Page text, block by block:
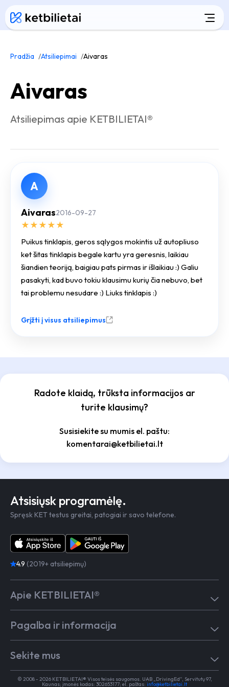
Pradžia Atsiliepimai Aivaras
Aivaras
Atsiliepimas apie KETBILIETAI®
A
Aivaras2016-09-27
★ ★ ★ ★ ★
Puikus tinklapis, geros sąlygos mokintis už autopliuso
ket šitas tinklapis begale kartu yra geresnis, laikiau
šiandien teoriją, baigiau pats pirmas ir išlaikiau :) Galiu
pasakyti, kad buvo tokiu klausimu kurių čia nebuvo, bet
tai problemu nesudare :) Liuks tinklapis :)
Grįžti į visus atsiliepimus
Radote klaidą, trūksta informacijos ar
turite klausimų?
Susisiekite su mumis el. paštu:
komentarai@ketbilietai.lt
Atsisiųsk programėlę.
Spręsk KET testus greitai, patogiai ir savo telefone.
4.9 (2019+ atsiliepimų)
Apie KETBILIETAI®
Kaip mokytis
Testai
Test in English
Kontaktai
Vairavimo mokykloms
Apie KETBILIETAI®
Pagalba ir informacija
Dažniausiai užduodami klausimai
Egzaminai Regitroje
Medicininė pažyma
Sekite mus
TikTok
© 2008 - 2026 KETBILIETAI® Visos teisės saugomos. UAB „DrivingEd“, Servitutų 97,
Kaunas; įmonės kodas: 302653177; el. paštas: info@ketbilietai.lt